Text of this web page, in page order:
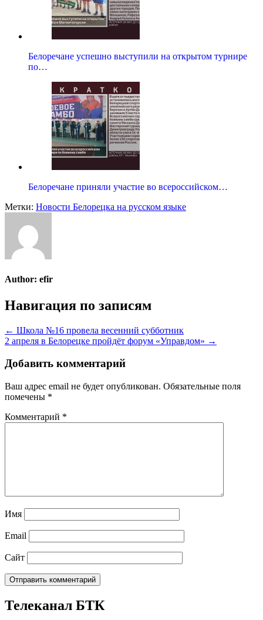
Белоречане успешно выступили на открытом турнире
по…
Белоречане приняли участие во всероссийском…
Метки: Новости Белорецка на русском языке
Author: efir
Навигация по записям
← Школа №16 провела весенний субботник
2 апреля в Белорецке пройдёт форум «Управдом» →
Добавить комментарий
Ваш адрес email не будет опубликован. Обязательные поля
помечены *
Комментарий *
Имя
Email
Сайт
Телеканал БТК